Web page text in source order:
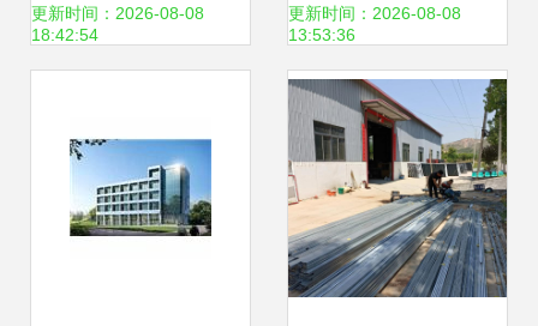
种效果更好
更新时间：2026-08-08
18:42:54
更新时间：2026-08-08
13:53:36